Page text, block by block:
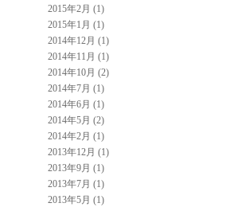
2015年2月 (1)
2015年1月 (1)
2014年12月 (1)
2014年11月 (1)
2014年10月 (2)
2014年7月 (1)
2014年6月 (1)
2014年5月 (2)
2014年2月 (1)
2013年12月 (1)
2013年9月 (1)
2013年7月 (1)
2013年5月 (1)